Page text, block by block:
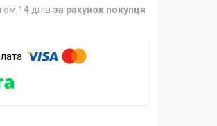
14 днів за рахунок покупця